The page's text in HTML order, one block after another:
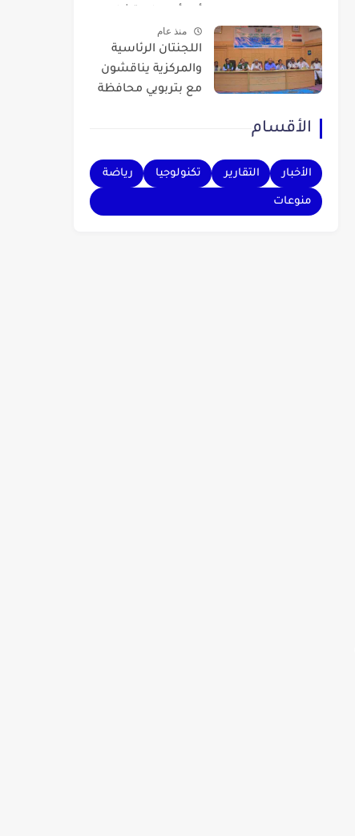
العيون.
منذ عام
اللجنتان الرئاسية
والمركزية يناقشون
مع بتربويي محافظة
الأقسام
الأخبار التقارير تكنولوجيا رياضة
منوعات